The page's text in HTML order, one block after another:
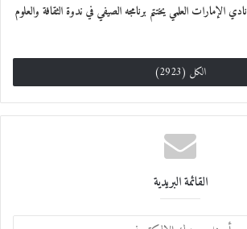
نادي الإمارات العلمي يختتم برنامجه الصيفي في ندوة الثقافة والعلوم
الكل (2923)
القائمة البريدية